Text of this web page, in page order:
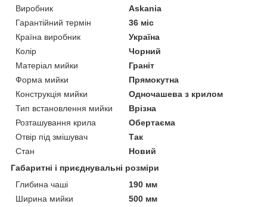
Виробник
Askania
Гарантійний термін
36 міс
Країна виробник
Україна
Колір
Чорний
Матеріал мийки
Граніт
Форма мийки
Прямокутна
Конструкція мийки
Одночашева з крилом
Тип встановлення мийки
Врізна
Розташування крила
Обертаєма
Отвір під змішувач
Так
Стан
Новий
Габаритні і приєднувальні розміри
Глибина чаші
190 мм
Ширина мийки
500 мм